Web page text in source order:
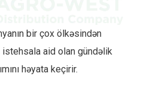
bir çox ölkəsindən
aid olan gündəlik
həyata keçirir.